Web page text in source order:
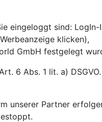
eingeloggt sind: LogIn-
klicken),
GmbH festgelegt
6 Abs. 1 lit. a)
unserer Partner